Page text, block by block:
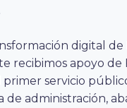
digital de
recibimos apoyo de
primer servicio
administración,